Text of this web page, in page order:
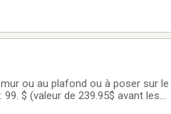
ou au plafond ou à poser sur le